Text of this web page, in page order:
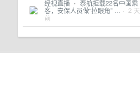
经视直播 · 泰航拒载22名中国乘
客，安保人员做“拉眼角” ... · 2 天
前